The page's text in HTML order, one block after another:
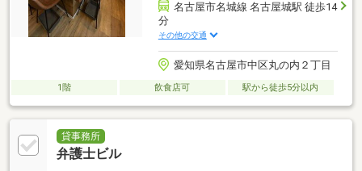
名古屋市名城線 名古屋城駅 徒歩14
分
その他の交通
愛知県名古屋市中区丸の内２丁目
1階 飲食店可 駅から徒歩5分以内
貸事務所
弁護士ビル